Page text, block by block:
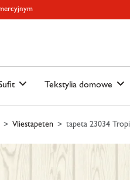
to page footer
Tekstylia domowe
Vliestapeten tapeta 23034